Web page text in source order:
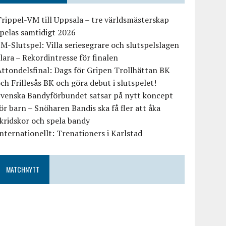
VM till Uppsala – tre världsmästerskap
samtidigt 2026
Slutspel: Villa seriesegrare och slutspelslagen
– Rekordintresse för finalen
Dags för Gripen Trollhättan BK
Frillesås BK och göra debut i slutspelet!
Bandyförbundet satsar på nytt koncept
barn – Snöharen Bandis ska få fler att åka
och spela bandy
Trenationers i Karlstad
MATCHNYTT